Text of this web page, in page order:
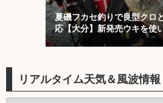
夏磯フカセ釣りで良型クロ
応【大分】新発売ウキを使
リアルタイム天気＆風波情報